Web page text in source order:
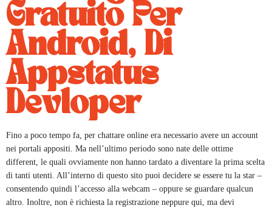
Gratuito Per
Android, Di
Appstatus
Devloper
Fino a poco tempo fa, per chattare online era necessario avere un account
nei portali appositi. Ma nell’ultimo periodo sono nate delle ottime
different, le quali ovviamente non hanno tardato a diventare la prima scelta
di tanti utenti. All’interno di questo sito puoi decidere se essere tu la star –
consentendo quindi l’accesso alla webcam – oppure se guardare qualcun
altro. Inoltre, non è richiesta la registrazione neppure qui, ma devi